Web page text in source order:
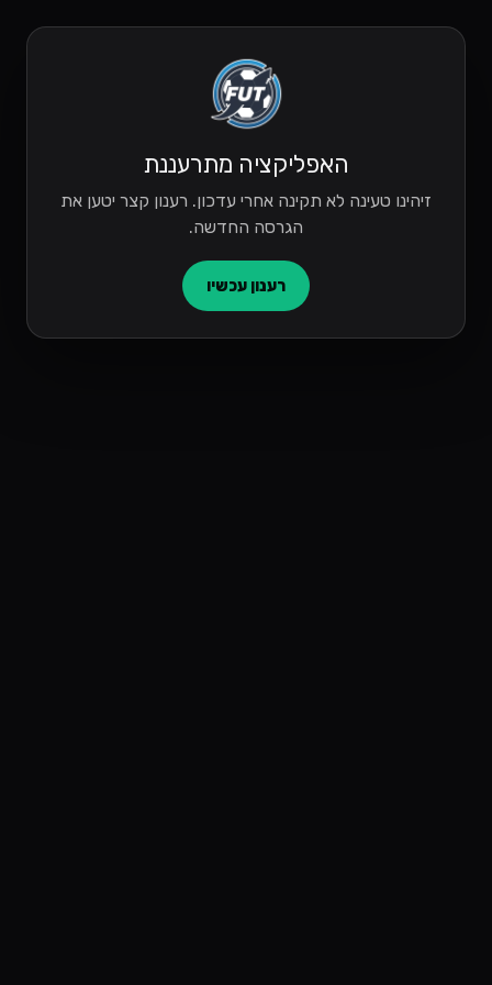
האפליקציה מתרעננת
זיהינו טעינה לא תקינה אחרי עדכון. רענון קצר יטען את
הגרסה החדשה.
רענון עכשיו